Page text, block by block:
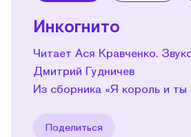
Инкогнито
Читает Ася Кравченко.
Дмитрий Гудничев
Из сборника «Я король и ты
Поделиться